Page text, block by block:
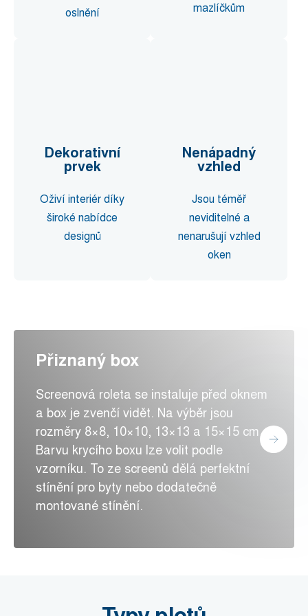
oslnění
mazlíčkům
Dekorativní
prvek
Oživí interiér díky
široké nabídce
designů
Nenápadný
vzhled
Jsou téměř
neviditelné a
nenarušují vzhled
oken
Přiznaný box
Screenová roleta se instaluje před oknem
a box je zvenčí vidět. Na výběr jsou
rozměry 8×8, 10×10, 13×13 a 15×15 cm.
Barvu krycího boxu lze volit podle
vzorníku. To ze screenů dělá perfektní
stínění pro byty nebo dodatečně
montované stínění.